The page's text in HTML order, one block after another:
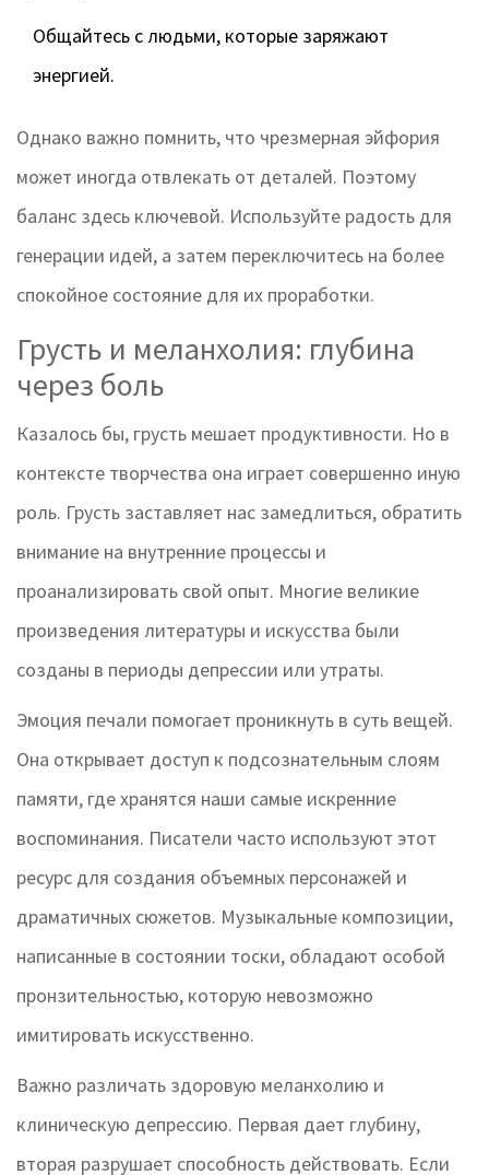
Общайтесь с людьми, которые заряжают
энергией.
Однако важно помнить, что чрезмерная эйфория
может иногда отвлекать от деталей. Поэтому
баланс здесь ключевой. Используйте радость для
генерации идей, а затем переключитесь на более
спокойное состояние для их проработки.
Грусть и меланхолия: глубина
через боль
Казалось бы, грусть мешает продуктивности. Но в
контексте творчества она играет совершенно иную
роль. Грусть заставляет нас замедлиться, обратить
внимание на внутренние процессы и
проанализировать свой опыт. Многие великие
произведения литературы и искусства были
созданы в периоды депрессии или утраты.
Эмоция печали помогает проникнуть в суть вещей.
Она открывает доступ к подсознательным слоям
памяти, где хранятся наши самые искренние
воспоминания. Писатели часто используют этот
ресурс для создания объемных персонажей и
драматичных сюжетов. Музыкальные композиции,
написанные в состоянии тоски, обладают особой
пронзительностью, которую невозможно
имитировать искусственно.
Важно различать здоровую меланхолию и
клиническую депрессию. Первая дает глубину,
вторая разрушает способность действовать. Если